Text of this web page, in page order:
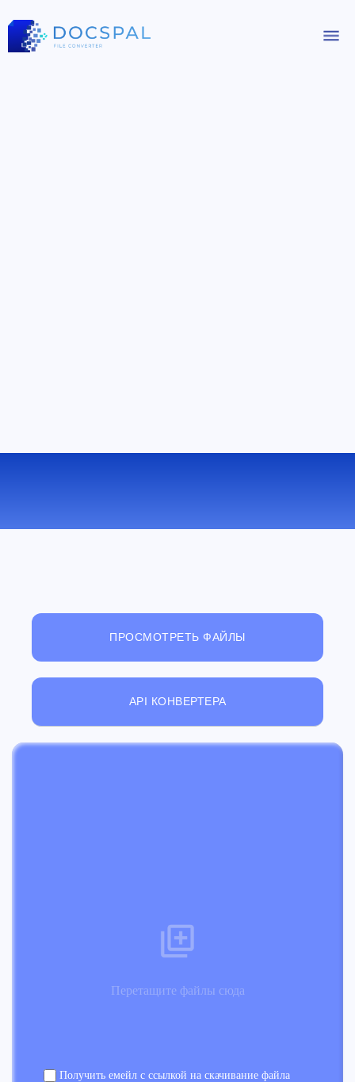
ПРОСМОТРЕТЬ ФАЙЛЫ
API КОНВЕРТЕРА
Перетащите файлы сюда
Получить емейл с ссылкой на скачивание файла